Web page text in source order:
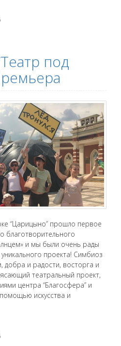
под
“Царицыно” прошло первое
благотворительного
и мы были очень рады
проекта! Симбиоз
добра и радости, восторга и
театральный проект,
центра “Благосфера” и
искусства и